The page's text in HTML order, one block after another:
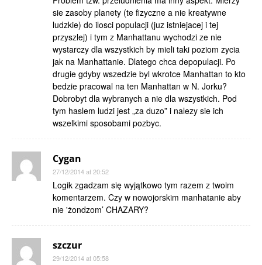
sie zasoby planety (te fizyczne a nie kreatywne
ludzkie) do ilosci populacji (juz istniejacej i tej
przyszlej) i tym z Manhattanu wychodzi ze nie
wystarczy dla wszystkich by mieli taki poziom zycia
jak na Manhattanie. Dlatego chca depopulacji. Po
drugie gdyby wszedzie byl wkrotce Manhattan to kto
bedzie pracowal na ten Manhattan w N. Jorku?
Dobrobyt dla wybranych a nie dla wszystkich. Pod
tym haslem ludzi jest „za duzo” i nalezy sie ich
wszelkimi sposobami pozbyc.
Cygan
27/12/2014 at 20:52
Logik zgadzam się wyjątkowo tym razem z twoim
komentarzem. Czy w nowojorskim manhatanie aby
nie 'żondzom’ CHAZARY?
szczur
29/12/2014 at 05:58